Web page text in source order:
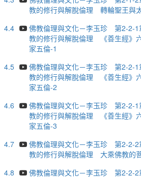
教的修行與解脫倫理 轉輪聖王與
4.4
佛教倫理與文化－李玉珍 第2-
教的修行與解脫倫理 《善生經》
家五倫-1
4.5
佛教倫理與文化－李玉珍 第2-
教的修行與解脫倫理 《善生經》
家五倫-2
4.6
佛教倫理與文化－李玉珍 第2-
教的修行與解脫倫理 《善生經》
家五倫-3
4.7
佛教倫理與文化－李玉珍 第2-
教的修行與解脫倫理 大乘佛教的
4.8
佛教倫理與文化－李玉珍 第2-